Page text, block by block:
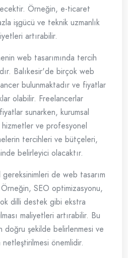
Örneğin, e-ticaret
işgücü ve teknik uzmanlık
artırabilir.
web tasarımında tercih
Balıkesir'de birçok web
bulunmaktadır ve fiyatlar
olabilir. Freelancerlar
sunarken, kurumsal
hizmetler ve profesyonel
tercihleri ve bütçeleri,
belirleyici olacaktır.
de web tasarım
SEO optimizasyonu,
dilli destek gibi ekstra
maliyetleri artırabilir. Bu
doğru şekilde belirlenmesi ve
netleştirilmesi önemlidir.